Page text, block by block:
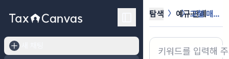
탐색 예규·판례 고철 매입・매출의 실제매매거래 및 중...